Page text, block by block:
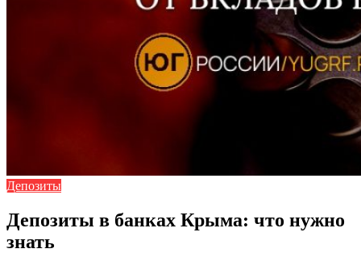
Депозиты
Депозиты в банках Крыма: что нужно
знать